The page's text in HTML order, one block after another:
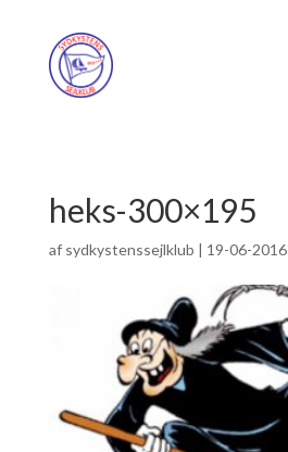
heks-300×195
af sydkystenssejlklub | 19-06-2016